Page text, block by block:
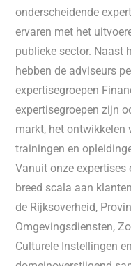
onderscheidende
ervaren met het
publieke sector. Naast
hebben de adviseurs
expertisegroepen
expertisegroepen zijn
markt, het ontwikkelen
trainingen en
Vanuit onze expertises
breed scala aan
de Rijksoverheid,
Omgevingsdiensten,
Culturele Instellingen